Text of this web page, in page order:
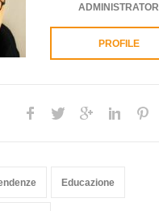
ADMINISTRATOR
PROFILE
Educazione